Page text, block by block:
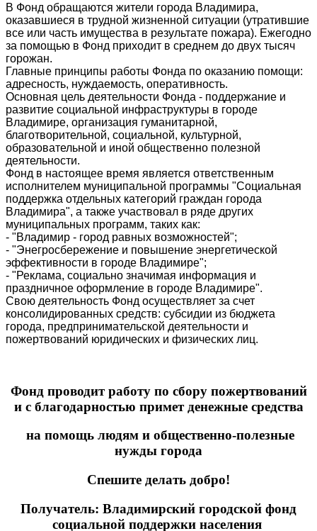
В Фонд обращаются жители города Владимира,
оказавшиеся в трудной жизненной ситуации (утратившие
все или часть имущества в результате пожара). Ежегодно
за помощью в Фонд приходит в среднем до двух тысяч
горожан.
Главные принципы работы Фонда по оказанию помощи:
адресность, нуждаемость, оперативность.
Основная цель деятельности Фонда - поддержание и
развитие социальной инфраструктуры в городе
Владимире, организация гуманитарной,
благотворительной, социальной, культурной,
образовательной и иной общественно полезной
деятельности.
Фонд в настоящее время является ответственным
исполнителем муниципальной программы "Социальная
поддержка отдельных категорий граждан города
Владимира", а также участвовал в ряде других
муниципальных программ, таких как:
- "Владимир - город равных возможностей";
- "Энегросбережение и повышение энергетической
эффективности в городе Владимире";
- "Реклама, социально значимая информация и
праздничное оформление в городе Владимире".
Свою деятельность Фонд осуществляет за счет
консолидированных средств: субсидии из бюджета
города, предпринимательской деятельности и
пожертвований юридических и физических лиц.
Фонд проводит работу по сбору пожертвований
и с благодарностью примет денежные средства
на помощь людям и общественно-полезные
нужды города
Спешите делать добро!
Получатель: Владимирский городской фонд
социальной поддержки населения